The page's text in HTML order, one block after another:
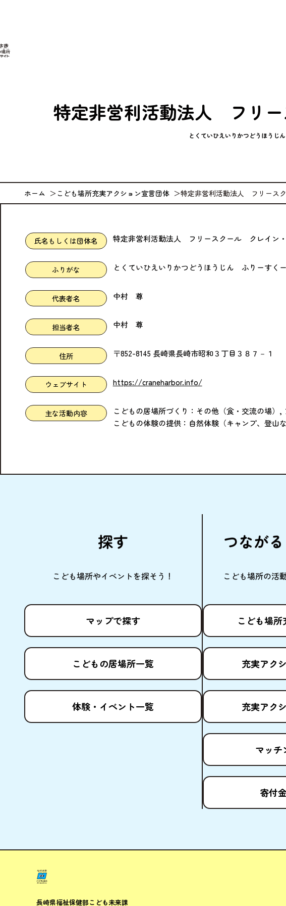
特定非営利活動法人 フリ
とくていひえいりかつどうほう
ホーム こども場所充実アクション宣言団体 特定非営利活動法人 フリース
氏名もしくは団体名 特定非営利活動法人 フリースクール クレイン
ふりがな とくていひえいりかつどうほうじん ふりーすく
代表者名 中村 尊
担当者名 中村 尊
住所 〒852-8145 長崎県長崎市昭和３丁目３８７－１
ウェブサイト https://craneharbor.info/
主な活動内容
こどもの居場所づくり：その他（食・交流の場）,
こどもの体験の提供：自然体験（キャンプ、登
探す
こども場所やイベントを探そう！
マップで探す
こどもの居場所一覧
体験 ・イベント一覧
つながる
こども場所の活
こども場所
充実アク
充実アク
マッチ
寄付
長崎県福祉保健部こども未来課